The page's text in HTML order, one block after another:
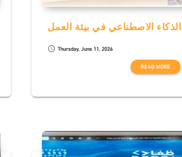
الاصطناعي في بيئة العمل
schedule Thursday, June 11, 2026
READ MORE